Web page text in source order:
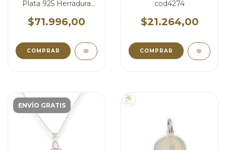
Plata 925 Herradura
$71.996,00
COMPRAR
cod4274
$21.264,00
ENVÍO GRATIS